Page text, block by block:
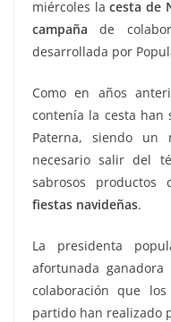
miércoles lacesta de
campaña de
desarrollada por
Como en años
contenía la cesta han
Paterna, siendo
necesario salir del
sabrosos productos
fiestas navideñas.
La presidenta
afortunada ganadora
colaboración que
partido han realizado